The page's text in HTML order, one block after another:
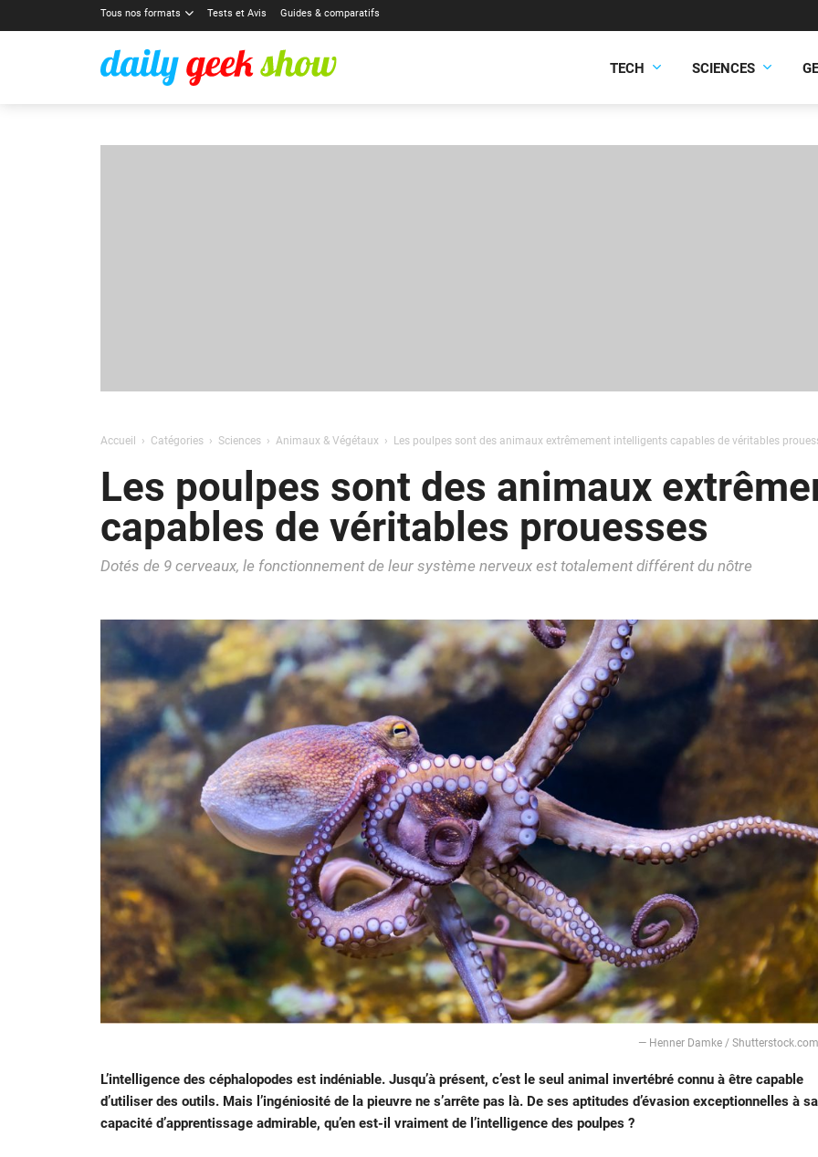
Tous nos formats Tests et Avis Guides & comparatifs
TECH SCIENCES
Accueil Catégories Sciences Animaux & Végétaux Les poulpes sont des animaux extrêmement intelligents capables de véritables
Les poulpes sont des animaux
capables de véritables prouesses
Dotés de 9 cerveaux, le fonctionnement de leur système nerveux est totalement différent du nôtre
— Henner Damke / Shutterstock.com
L’intelligence des céphalopodes est indéniable. Jusqu’à présent, c’est le seul animal invertébré connu à être capable
d’utiliser des outils. Mais l’ingéniosité de la pieuvre ne s’arrête pas là. De ses aptitudes d’évasion exceptionnelles à sa
capacité d’apprentissage admirable, qu’en est-il vraiment de l’intelligence des poulpes ?